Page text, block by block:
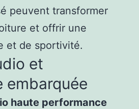
peuvent transformer
et offrir une
et de sportivité.
et
embarquée
haute performance